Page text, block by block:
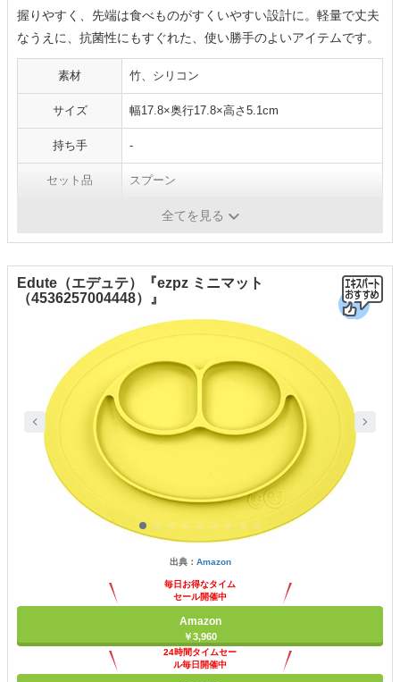
握りやすく、先端は食べものがすくいやすい設計に。軽量で丈夫
なうえに、抗菌性にもすぐれた、使い勝手のよいアイテムです。
素材 竹、シリコン
サイズ 幅17.8×奥行17.8×高さ5.1cm
持ち手 -
セット品 スプーン
全てを見る
Edute（エデュテ）『ezpz ミニマット
（4536257004448）』
出典： Amazon
毎日お得なタイム
セール開催中
Amazon
￥3,960
24時間タイムセー
ル毎日開催中